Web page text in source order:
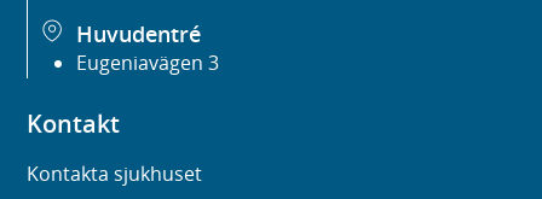
Huvudentré
Eugeniavägen 3
Kontakt
Kontakta sjukhuset